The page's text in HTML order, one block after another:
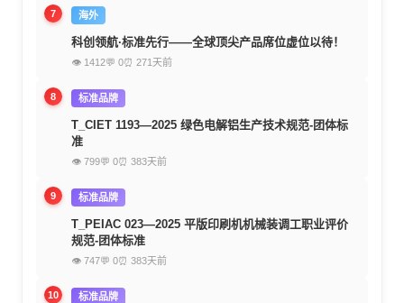
7 海外
科创领航·标准先行——全球顶尖产品席位虚位以待！
👁 1412💬 0⏰ 271天前
8 标准品牌
T_CIET 1193—2025 绿色电解铝生产技术规范-团体标
准
👁 799💬 0⏰ 383天前
9 标准品牌
T_PEIAC 023—2025 平版印刷机机械装调工职业评价
规范-团体标准
👁 747💬 0⏰ 383天前
10 标准品牌